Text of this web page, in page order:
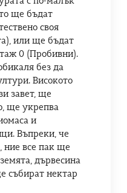
ще бъдат
своя
или ще бъдат
0 (Пробивни).
без да
Високото
завет, ще
ще укрепва
и
Въпреки, че
ние все пак ще
дървесина
събират нектар